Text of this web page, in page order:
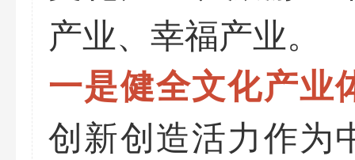
产业、幸福产业。
一是健全文化产业
创新创造活力作为